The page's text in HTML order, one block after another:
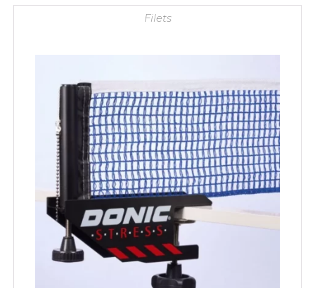
Filets